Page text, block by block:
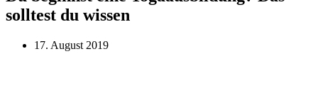
solltest du wissen
17. August 2019